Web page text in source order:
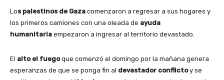
Los palestinos de Gaza comenzaron a regresar a sus hogares y
los primeros camiones con una oleada de ayuda
humanitaria empezaron a ingresar al territorio devastado.
El alto el fuegoque comenzó el domingo por la mañana genera
esperanzas de que se ponga fin al devastador conflictoy se